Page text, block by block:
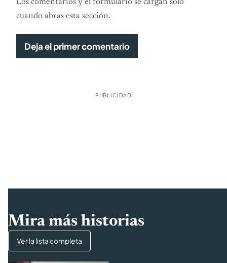
Los comentarios y el formulario se cargan solo
cuando abras esta sección.
Deja el primer comentario
PUBLICIDAD
Mira más historias
Ver la lista completa